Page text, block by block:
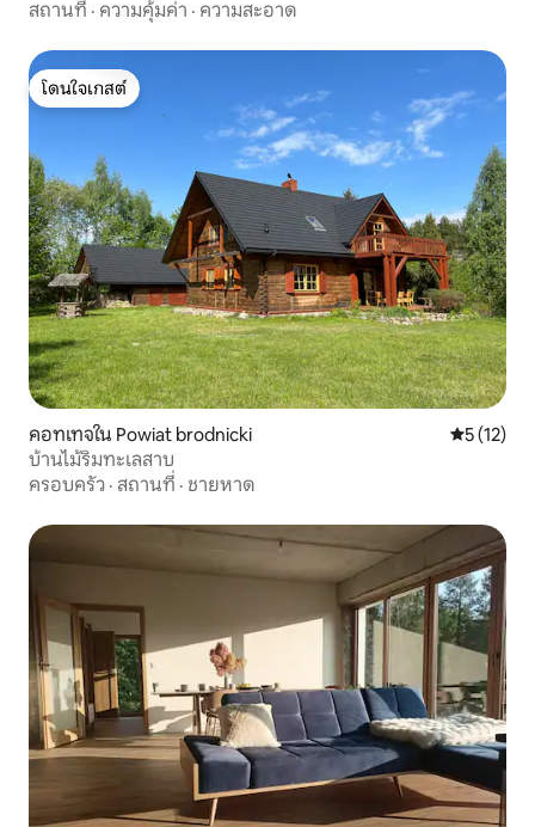
สถานที่ · ความคุ้มค่า · ความสะอาด
โดนใจเกสต์
โดนใจเกสต์
คอทเทจใน Powiat brodnicki คะแนนเฉลี่
5 (12)
บ้านไม้ริมทะเลสาบ
ครอบครัว · สถานที่ · ชายหาด